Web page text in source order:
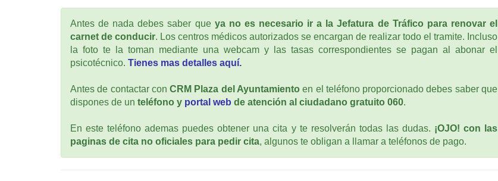
Antes de nada debes saber que ya no es necesario ir a la Jefatura de Tráfico para renovar el
carnet de conducir. Los centros médicos autorizados se encargan de realizar todo el tramite. Incluso
la foto te la toman mediante una webcam y las tasas correspondientes se pagan al abonar el
psicotécnico. Tienes mas detalles aquí.
Antes de contactar conCRM Plaza del Ayuntamiento en el teléfono proporcionado debes saber que
dispones de un teléfono y portal web de atención al ciudadano gratuito 060.
En este teléfono ademas puedes obtener una cita y te resolverán todas las dudas. ¡OJO! con las
paginas de cita no oficiales para pedir cita, algunos te obligan a llamar a teléfonos de pago.